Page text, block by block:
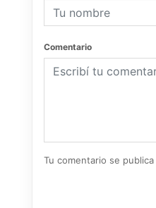
Comentario
Tu comentario se